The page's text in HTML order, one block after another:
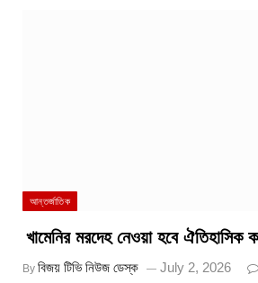
আন্তর্জাতিক
খামেনির মরদেহ নেওয়া হবে ঐতিহাসিক
By বিজয় টিভি নিউজ ডেস্ক July 2, 2026